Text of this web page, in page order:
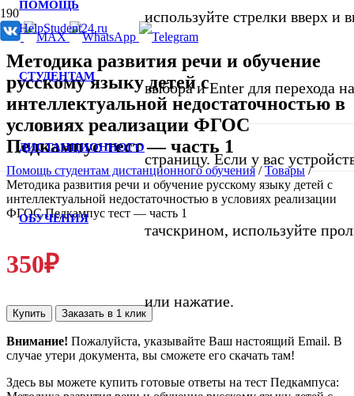
ПОМОЩЬ
СТУДЕНТАМ
ДИСТАНЦИОННОГО
ОБУЧЕНИЯ
используйте стрелки вверх и
выбора и Enter для перехода
страницу. Если у вас
тачскрином, используйте
или нажатие.
Методика развития речи и обучение
русскому языку детей с
интеллектуальной недостаточностью в
условиях реализации ФГОС
Педкампус тест — часть 1
Помощь студентам дистанционного обучения /Товары /
Методика развития речи и обучение русскому языку детей с
интеллектуальной недостаточностью в условиях реализации
ФГОС Педкампус тест — часть 1
350₽
Купить Заказать в 1 клик
Внимание! Пожалуйста, указывайте Ваш настоящий Email. В
случае утери документа, вы сможете его скачать там!
Здесь вы можете купить готовые ответы на тест Педкампуса: